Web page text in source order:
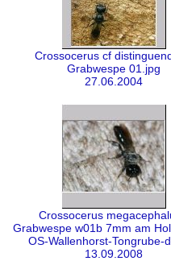
Crossocerus cf
Grabwespe 01.jpg
27.06.2004
Crossocerus
Grabwespe w01b 7mm am
OS-Wallenhorst-Tongrube-
13.09.2008